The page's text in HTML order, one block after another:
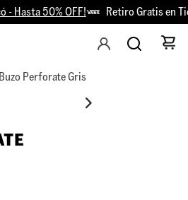
- Hasta 50% OFF! Retiro Gratis en
Buzo Perforate Gris